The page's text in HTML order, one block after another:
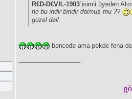
R€D-D€V!L-1903´isimli üyeden
ne bu indir bindir dolmuş mu ??
güzel deil
bencede ama pekde fena